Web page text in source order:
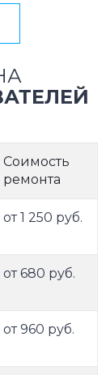
Соимость
ремонта
от 1 250 руб.
от 680 руб.
от 960 руб.